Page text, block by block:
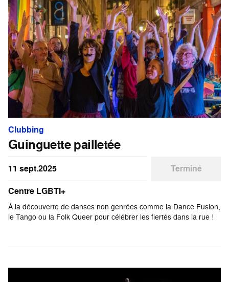
Clubbing
Guinguette pailletée
11 sept.2025
Terminé
Centre LGBTI+
À la découverte de danses non genrées comme la Dance Fusion,
le Tango ou la Folk Queer pour célébrer les fiertés dans la rue !